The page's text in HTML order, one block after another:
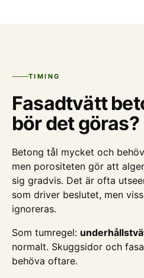
TIMING
Fasadtvätt
bör det göras?
Betong tål mycket och
men porositeten gör att
sig gradvis. Det är ofta
som driver beslutet, men
ignoreras.
Som tumregel:
normalt. Skuggsidor och
behöva oftare.